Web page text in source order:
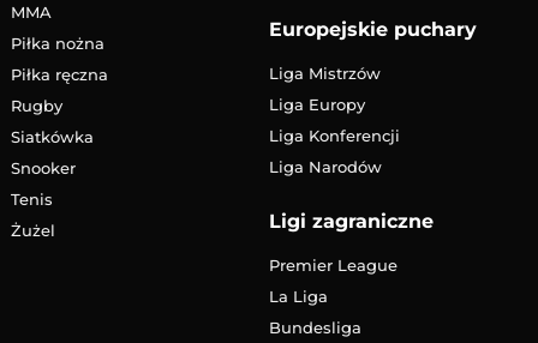
MMA
Piłka nożna
Piłka ręczna
Rugby
Siatkówka
Snooker
Tenis
Żużel
Europejskie puchary
Liga Mistrzów
Liga Europy
Liga Konferencji
Liga Narodów
Ligi zagraniczne
Premier League
La Liga
Bundesliga